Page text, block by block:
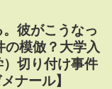
。彼がこうなっ
模倣？大学入
切り付け事件
ナール】